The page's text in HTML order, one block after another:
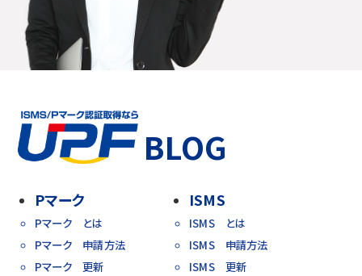
BLOG
Pマーク
Pマーク とは
Pマーク 申請方法
Pマーク 更新
ISMS
ISMS とは
ISMS 申請方法
ISMS 更新